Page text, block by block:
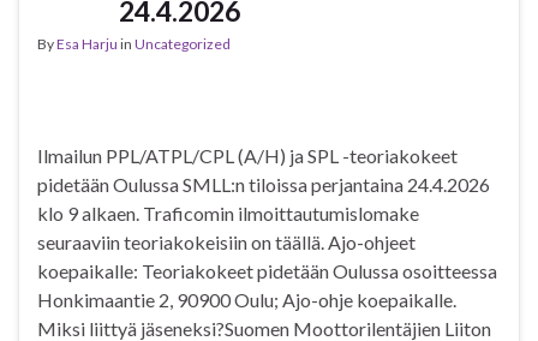
24.4.2026
ByEsa Harju in Uncategorized
Ilmailun PPL/ATPL/CPL (A/H) ja SPL -teoriakokeet
pidetään Oulussa SMLL:n tiloissa perjantaina 24.4.2026
klo 9 alkaen. Traficomin ilmoittautumislomake
seuraaviin teoriakokeisiin on täällä. Ajo-ohjeet
koepaikalle: Teoriakokeet pidetään Oulussa osoitteessa
Honkimaantie 2, 90900 Oulu; Ajo-ohje koepaikalle.
Miksi liittyä jäseneksi?Suomen Moottorilentäjien Liiton